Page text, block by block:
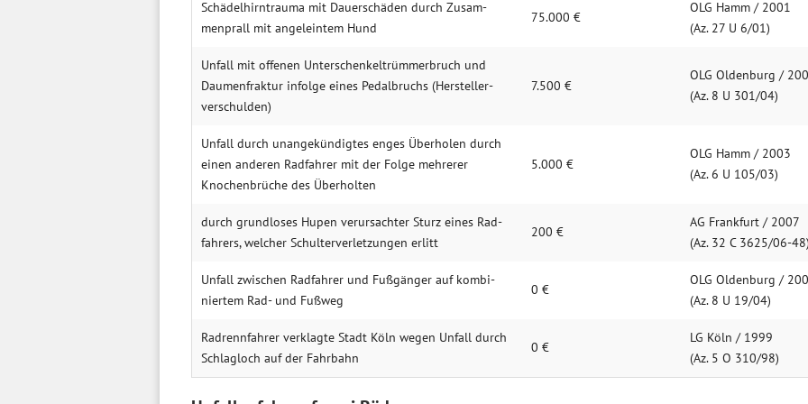
Schädelhirn­trauma mit Dauer­schäden durch Zusam­
menprall mit ange­leintem Hund
75.000 €
OLG Hamm / 2001
(Az. 27 U 6/01)
Unfall mit offenen Unterschen­keltrümmerbruch und
Daumen­fraktur infolge eines Pedal­bruchs (Hersteller­
verschulden)
7.500 €
OLG Oldenburg /
(Az. 8 U 301/04)
Unfall durch unange­kündigtes enges Überholen durch
einen anderen Rad­fahrer mit der Folge mehrerer
Knochen­brüche des Über­holten
5.000 €
OLG Hamm / 2003
(Az. 6 U 105/03)
durch grund­loses Hupen verur­sachter Sturz eines Rad­
fahrers, welcher Schulter­verletzungen erlitt
200 €
AG Frankfurt / 2007
(Az. 32 C 3625/06-48)
Unfall zwischen Rad­fahrer und Fußgänger auf kombi­
niertem Rad- und Fußweg
0 €
OLG Oldenburg /
(Az. 8 U 19/04)
Radrennfahrer ver­klagte Stadt Köln wegen Un­fall durch
Schlag­loch auf der Fahrbahn
0 €
LG Köln / 1999
(Az. 5 O 310/98)